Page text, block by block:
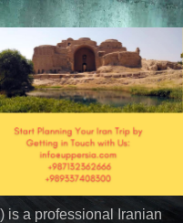
is a professional Iranian